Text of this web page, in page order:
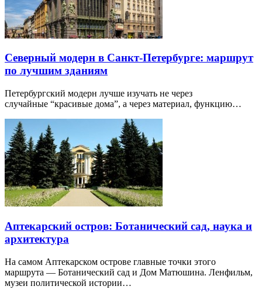
Северный модерн в Санкт-Петербурге: маршрут
по лучшим зданиям
Петербургский модерн лучше изучать не через
случайные “красивые дома”, а через материал, функцию…
Аптекарский остров: Ботанический сад, наука и
архитектура
На самом Аптекарском острове главные точки этого
маршрута — Ботанический сад и Дом Матюшина. Ленфильм,
музеи политической истории…